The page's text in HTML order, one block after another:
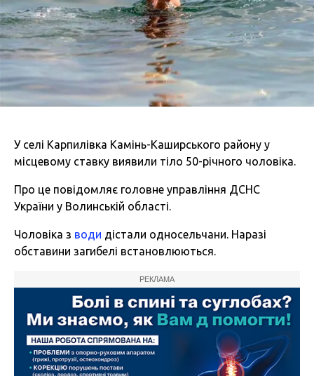
У селі Карпилівка Камінь-Каширського району у
місцевому ставку виявили тіло 50-річного чоловіка.
Про це повідомляє головне управління ДСНС
України у Волинській області.
Чоловіка з води дістали односельчани. Наразі
обставини загибелі встановлюються.
РЕКЛАМА